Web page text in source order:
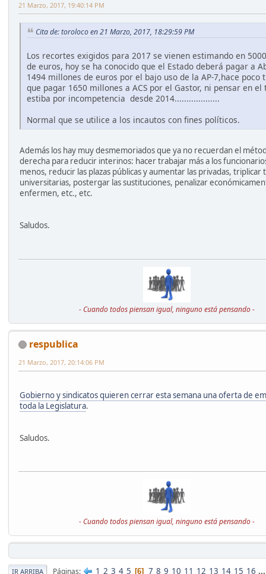
21 Marzo, 2017, 19:40:14 PM
Cita de: toroloco en 21 Marzo, 2017, 18:29:59 PM
Los recortes exigidos para 2017 se vienen estimando en
de euros, hoy se ha conocido que el Estado deberá pagar a
1494 millones de euros por el bajo uso de la AP-7,hace poco
que pagar 1650 millones a ACS por el Gastor, ni pensar en el
estiba por incompetencia desde 2014...................
Normal que se utilice a los incautos con fines políticos.
Además los hay muy desmemoriados que ya no recuerdan el
derecha para reducir interinos: hacer trabajar más a los
menos, reducir las plazas públicas y aumentar las privadas, triplicar
universitarias, postergar las sustituciones, penalizar
enfermen, etc., etc.
Saludos.
- Cuando todos piensan igual, ninguno está pensando -
respublica
21 Marzo, 2017, 20:14:06 PM
Gobierno y sindicatos quieren cerrar esta semana una oferta de
toda la Legislatura.
Saludos.
- Cuando todos piensan igual, ninguno está pensando -
IR ARRIBA Páginas 1 2 3 4 5 6 7 8 9 10 11 12 13 14 15 16